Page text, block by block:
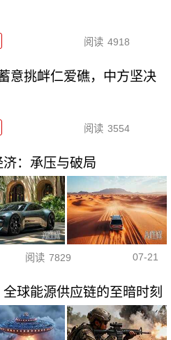
阅读 4918
意挑衅仁爱礁，中方坚决
阅读 3554
：承压与破局
阅读 7829 07-21
球能源供应链的至暗时刻